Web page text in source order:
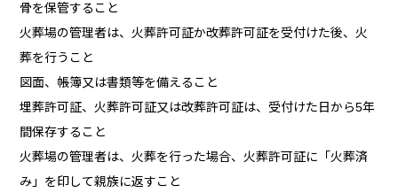
骨を保管すること
火葬場の管理者は、火葬許可証か改葬許可証を受付けた後、火
葬を行うこと
図面、帳簿又は書類等を備えること
埋葬許可証、火葬許可証又は改葬許可証は、受付けた日から5年
間保存すること
火葬場の管理者は、火葬を行った場合、火葬許可証に「火葬済
み」を印して親族に返すこと